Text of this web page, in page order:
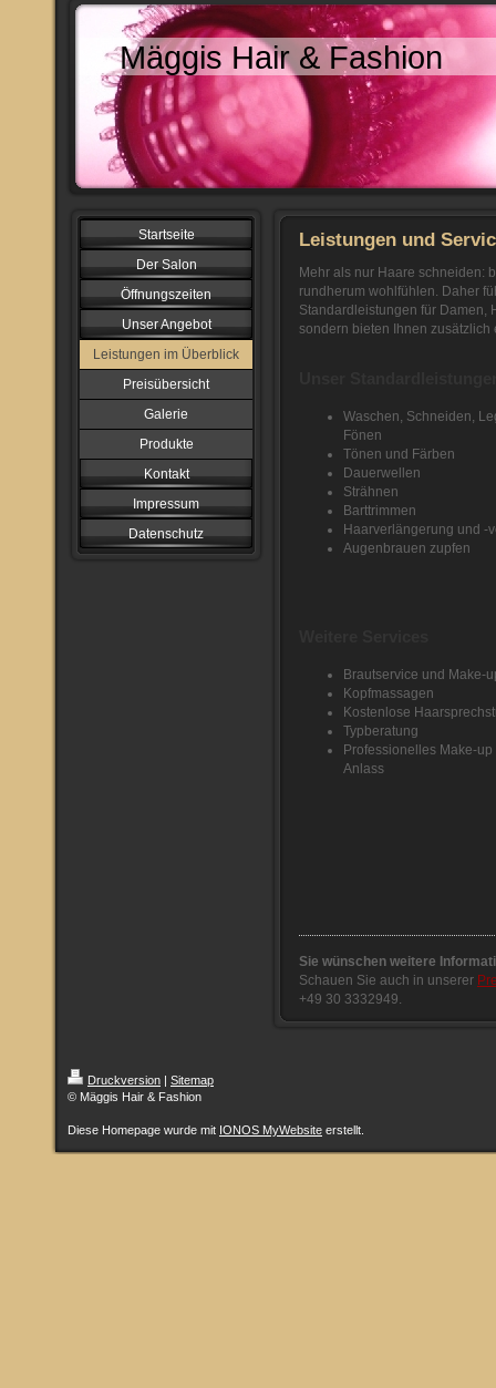
Mäggis Hair & Fashion
Startseite
Der Salon
Öffnungszeiten
Unser Angebot
Leistungen im Überblick
Preisübersicht
Galerie
Produkte
Kontakt
Impressum
Datenschutz
Leistungen und
Mehr als nur Haare schneiden:
rundherum wohlfühlen. Daher
Standardleistungen für Damen,
sondern bieten Ihnen
Waschen, Schneiden,
Fönen
Tönen und Färben
Dauerwellen
Strähnen
Barttrimmen
Haarverlängerung und -
Augenbrauen zupfen
Brautservice und Make-
Kopfmassagen
Kostenlose
Typberatung
Professionelles Make-
Anlass
Sie wünschen weitere
Schauen Sie auch in unserer
+49 30 3332949.
Druckversion | Sitemap
© Mäggis Hair & Fashion
Diese Homepage wurde mit IONOS MyWebsite erstellt.